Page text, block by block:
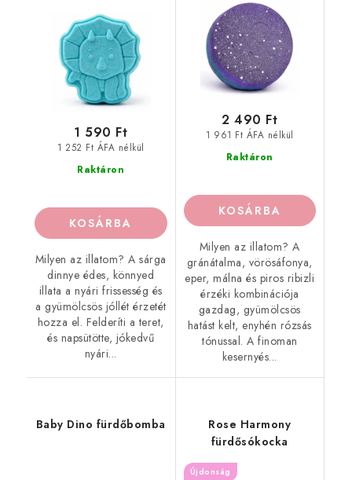
Raktáron
1 252 Ft ÁFA nélkül
1 590 Ft
KOSÁRBA
Milyen az illatom? A sárga
dinnye édes, könnyed
illata a nyári frissesség és
a gyümölcsös jóllét érzetét
hozza el. Felderíti a teret,
és napsütötte, jókedvű
nyári...
Raktáron
1 961 Ft ÁFA nélkül
2 490 Ft
KOSÁRBA
Milyen az illatom? A
gránátalma, vörösáfonya,
eper, málna és piros ribizli
érzéki kombinációja
gazdag, gyümölcsös
hatást kelt, enyhén rózsás
tónussal. A finoman
kesernyés...
Baby Dino fürdőbomba
Rose Harmony
fürdősókocka
Újdonság